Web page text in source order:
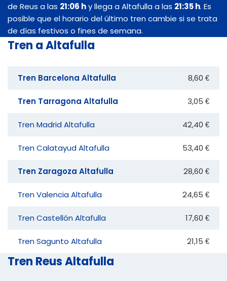
de Reus a las 21:06 hy llega a Altafulla a las 21:35 h. Es
posible que el horario del último tren cambie si se trata
de días festivos o fines de semana.
Tren a Altafulla
Tren Barcelona Altafulla 8,60 €
Tren Tarragona Altafulla 3,05 €
Tren Madrid Altafulla 42,40 €
Tren Calatayud Altafulla 53,40 €
Tren Zaragoza Altafulla 28,60 €
Tren Valencia Altafulla 24,65 €
Tren Castellón Altafulla 17,60 €
Tren Sagunto Altafulla 21,15 €
Tren Reus Altafulla